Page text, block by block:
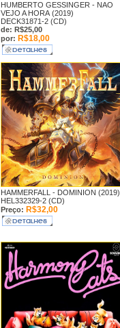
HUMBERTO GESSINGER - NAO
VEJO A HORA (2019)
DECK31871-2 (CD)
de: R$25,00
por: R$18,00
HAMMERFALL - DOMINION (2019)
HEL332329-2 (CD)
Preço: R$32,00